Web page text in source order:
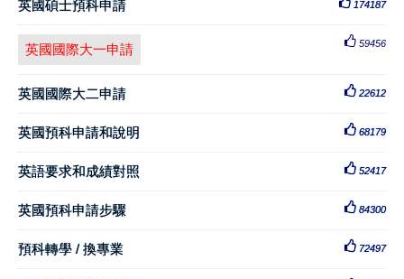
英國碩士預科申請 174187
英國國際大一申請 59456
英國國際大二申請 22612
英國預科申請和說明 68179
英語要求和成績對照 52417
英國預科申請步驟 84300
預科轉學 / 換專業 72497